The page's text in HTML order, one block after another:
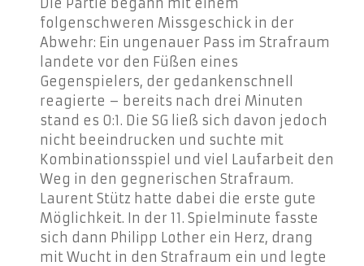
folgenschweren Missgeschick in der
Abwehr: Ein ungenauer Pass im Strafraum
landete vor den Füßen eines
Gegenspielers, der gedankenschnell
reagierte – bereits nach drei Minuten
stand es 0:1. Die SG ließ sich davon jedoch
nicht beeindrucken und suchte mit
Kombinationsspiel und viel Laufarbeit den
Weg in den gegnerischen Strafraum.
Laurent Stütz hatte dabei die erste gute
Möglichkeit. In der 11. Spielminute fasste
sich dann Philipp Lother ein Herz, drang
mit Wucht in den Strafraum ein und legte